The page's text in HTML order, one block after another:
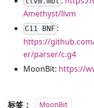
Amethyst/llvm
C11 BNF :
https://
er/parser/c.g4
MoonBit: https://
标签： MoonBit